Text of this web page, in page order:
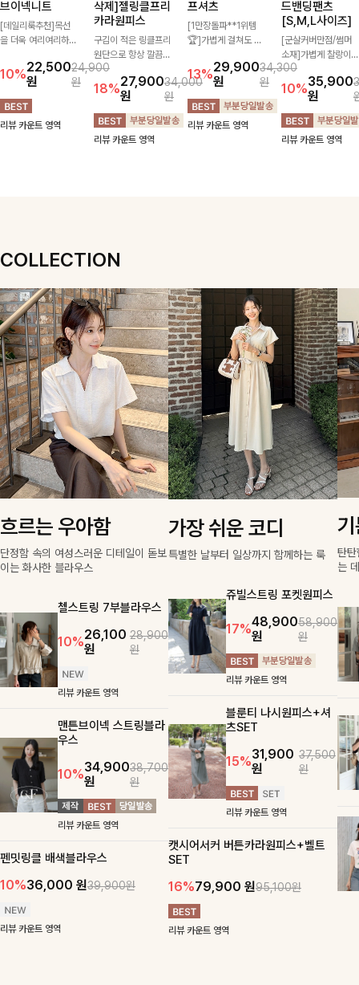
브이넥니트
[데일리룩추천]목선
을 더욱 여리여리하게
자인으로 깔끔한 무드
를 완성해주는 니트
🤍 부드러운 착용감
과 베이직한 실루엣으
로 단독은 물론 다양
10%22,500
원
24,900
원
리뷰 카운트 영역
삭제]젤링클프리
카라원피스
구김이 적은 링클프리
원단으로 항상 깔끔하
게 착용 가능하며 일
자로 떨어지는 넉넉한
핏으로 군살을 완벽히
커버해주는 원피스에
요🖤
18%27,900
원
34,000
원
리뷰 카운트 영역
프셔츠
[1만장돌파**1위템
🏆]가볍게 걸쳐도 살
감, 여름에 딱 맞는 코
튼 셔츠❤️ 여유 있는
핏과 스트라이프 패
턴, 자연스러운 실루
엣으로 데일리 코디에
13%29,900
원
34,300
원
리뷰 카운트 영역
드밴딩팬츠
[S,M,L사이즈]
[군살커버만점/썸머
소재]가볍게 찰랑이는
원단과 여유로운 와이
드 핏으로 하루 종일
편안하게 착용하실 수
있는 팬츠입니다 🖤
✨ 허리 전체 밴딩과
스트링 디테일로 안정
10%35,900
원
리뷰 카운트 영역
COLLECTION
흐르는 우아함
단정함 속의 여성스러운 디테일이 돋보
이는 화사한 블라우스
첼스트링 7부블라우스
10%26,100
원
28,900
원
리뷰 카운트 영역
맨튼브이넥 스트링블라
우스
10%34,900
원
38,700
원
리뷰 카운트 영역
펜밋링클 배색블라우스
10%36,000 원39,900원
리뷰 카운트 영역
가장 쉬운 코디
특별한 날부터 일상까지 함께하는 룩
쥬빌스트링 포켓원피스
17%48,900
원
58,900
원
리뷰 카운트 영역
블룬티 나시원피스+셔
츠SET
15%31,900
원
37,500
원
리뷰 카운트 영역
캣시어서커 버튼카라원피스+벨트
SET
16%79,900 원95,100원
리뷰 카운트 영역
탄
는